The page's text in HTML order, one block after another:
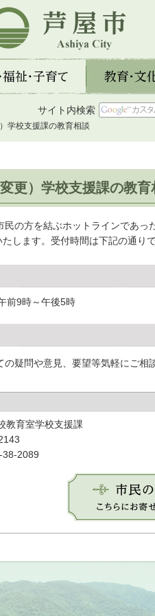
市
子育て 教育・文化・ス
サイト内検索
学校支援課の教育相談
更）学校支援課の教育
の方を結ぶホットラインであっ
します。受付時間は下記の通りで
前9時～午後5時
疑問や意見、要望等気軽にご相
教育室学校支援課
38-2089